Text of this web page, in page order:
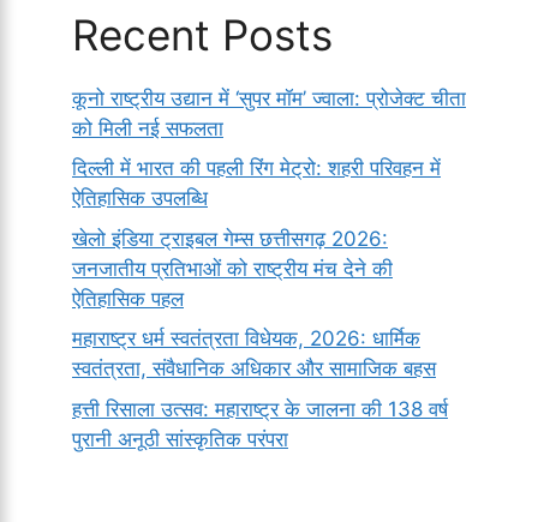
Recent Posts
कूनो राष्ट्रीय उद्यान में ‘सुपर मॉम’ ज्वाला: प्रोजेक्ट चीता
को मिली नई सफलता
दिल्ली में भारत की पहली रिंग मेट्रो: शहरी परिवहन में
ऐतिहासिक उपलब्धि
खेलो इंडिया ट्राइबल गेम्स छत्तीसगढ़ 2026:
जनजातीय प्रतिभाओं को राष्ट्रीय मंच देने की
ऐतिहासिक पहल
महाराष्ट्र धर्म स्वतंत्रता विधेयक, 2026: धार्मिक
स्वतंत्रता, संवैधानिक अधिकार और सामाजिक बहस
हत्ती रिसाला उत्सव: महाराष्ट्र के जालना की 138 वर्ष
पुरानी अनूठी सांस्कृतिक परंपरा